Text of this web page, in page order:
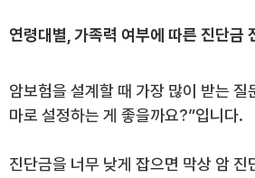
연령대별, 가족력 여부에 따른 진단금
암보험을 설계할 때 가장 많이 받는 질
마로 설정하는 게 좋을까요?”입니다.
진단금을 너무 낮게 잡으면 막상 암 진